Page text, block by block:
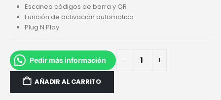
Escanea códigos de barra y QR
Función de activación automática
Plug N Play
Pedir más información
AÑADIR AL CARRITO